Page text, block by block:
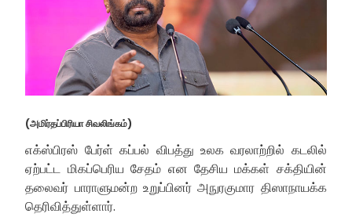
(அமிர்தப்பிரியா சிவலிங்கம்)
எக்ஸ்பிரஸ் பேர்ள் கப்பல் விபத்து உலக வரலாற்றில் கடலில்
ஏற்பட்ட மிகப்பெரிய சேதம் என தேசிய மக்கள் சக்தியின்
தலைவர் பாராளுமன்ற உறுப்பினர் அநுரகுமார திஸாநாயக்க
தெரிவித்துள்ளார்.